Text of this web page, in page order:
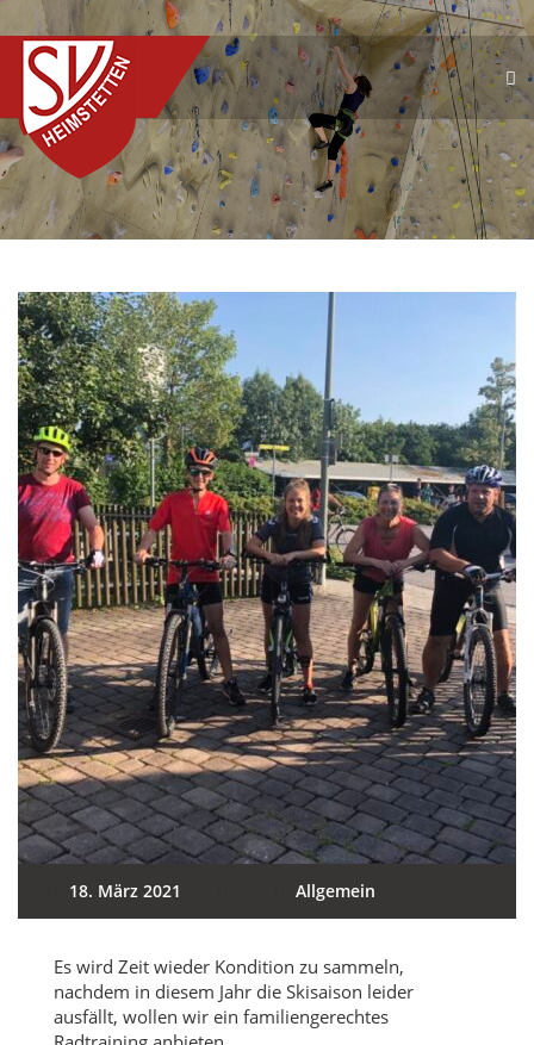
18. März 2021 Allgemein
Es wird Zeit wieder Kondition zu sammeln,
nachdem in diesem Jahr die Skisaison leider
ausfällt, wollen wir ein familiengerechtes